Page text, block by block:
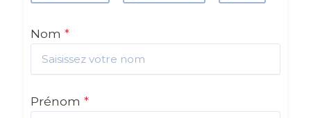
Nom *
Prénom *